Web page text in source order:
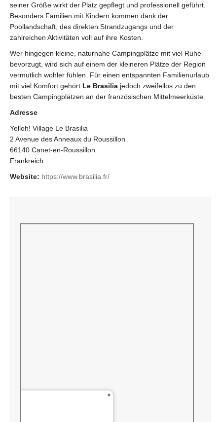
seiner Größe wirkt der Platz gepflegt und professionell geführt.
Besonders Familien mit Kindern kommen dank der
Poollandschaft, des direkten Strandzugangs und der
zahlreichen Aktivitäten voll auf ihre Kosten.
Wer hingegen kleine, naturnahe Campingplätze mit viel Ruhe
bevorzugt, wird sich auf einem der kleineren Plätze der Region
vermutlich wohler fühlen. Für einen entspannten Familienurlaub
mit viel Komfort gehört Le Brasilia jedoch zweifellos zu den
besten Campingplätzen an der französischen Mittelmeerküste.
Adresse
Yelloh! Village Le Brasilia
2 Avenue des Anneaux du Roussillon
66140 Canet-en-Roussillon
Frankreich
Website: https://www.brasilia.fr/